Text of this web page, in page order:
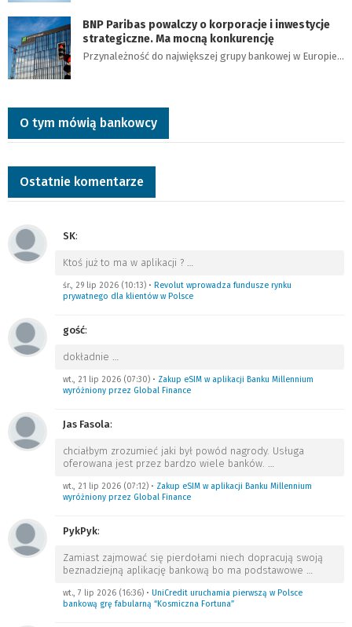
BNP Paribas powalczy o korporacje i inwestycje
strategiczne. Ma mocną konkurencję
Przynależność do największej grupy bankowej w Europie…
O tym mówią bankowcy
Ostatnie komentarze
SK:
Ktoś już to ma w aplikacji ? …
śr., 29 lip 2026 (10:13) • Revolut wprowadza fundusze rynku
prywatnego dla klientów w Polsce
gość:
dokładnie …
wt., 21 lip 2026 (07:30) • Zakup eSIM w aplikacji Banku Millennium
wyróżniony przez Global Finance
Jas Fasola:
chciałbym zrozumieć jaki był powód nagrody. Usługa
oferowana jest przez bardzo wiele banków. …
wt., 21 lip 2026 (07:12) • Zakup eSIM w aplikacji Banku Millennium
wyróżniony przez Global Finance
PykPyk:
Zamiast zajmować się pierdołami niech dopracują swoją
beznadziejną aplikację bankową bo ma podstawowe …
wt., 7 lip 2026 (16:36) • UniCredit uruchamia pierwszą w Polsce
bankową grę fabularną “Kosmiczna Fortuna”